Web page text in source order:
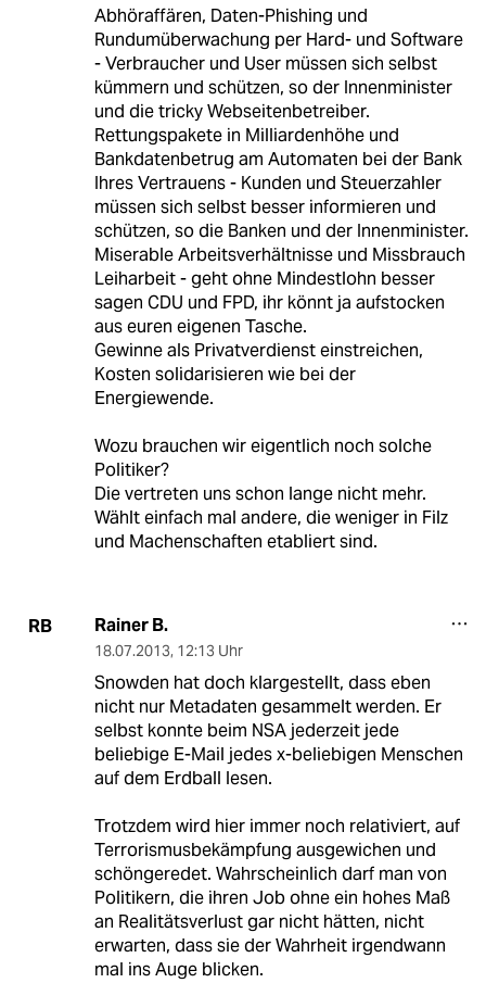
Abhöraffären, Daten-Phishing und
Rundumüberwachung per Hard- und Software
- Verbraucher und User müssen sich selbst
kümmern und schützen, so der Innenminister
und die tricky Webseitenbetreiber.
Rettungspakete in Milliardenhöhe und
Bankdatenbetrug am Automaten bei der Bank
Ihres Vertrauens - Kunden und Steuerzahler
müssen sich selbst besser informieren und
schützen, so die Banken und der Innenminister.
Miserable Arbeitsverhältnisse und Missbrauch
Leiharbeit - geht ohne Mindestlohn besser
sagen CDU und FPD, ihr könnt ja aufstocken
aus euren eigenen Tasche.
Gewinne als Privatverdienst einstreichen,
Kosten solidarisieren wie bei der
Energiewende.
Wozu brauchen wir eigentlich noch solche
Politiker?
Die vertreten uns schon lange nicht mehr.
Wählt einfach mal andere, die weniger in Filz
und Machenschaften etabliert sind.
RB Rainer B.
18.07.2013, 12:13 Uhr
Snowden hat doch klargestellt, dass eben
nicht nur Metadaten gesammelt werden. Er
selbst konnte beim NSA jederzeit jede
beliebige E-Mail jedes x-beliebigen Menschen
auf dem Erdball lesen.
Trotzdem wird hier immer noch relativiert, auf
Terrorismusbekämpfung ausgewichen und
schöngeredet. Wahrscheinlich darf man von
Politikern, die ihren Job ohne ein hohes Maß
an Realitätsverlust gar nicht hätten, nicht
erwarten, dass sie der Wahrheit irgendwann
mal ins Auge blicken.